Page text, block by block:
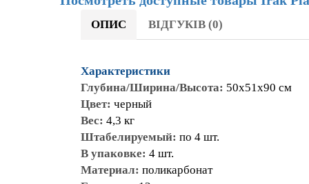
ОПИС ВІДГУКІВ (0)
Характеристики
Глубина/Ширина/Высота:50x51x90 см
Цвет:
черный
Вес: 4,3 кг
Штабелируемый:
по 4 шт.
В упаковке: 4 шт.
Материал:
поликарбонат
Гарантия: 12 месяцев